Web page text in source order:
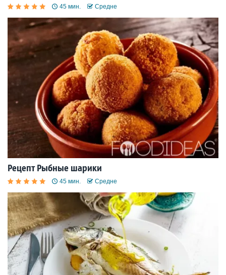
45 мин. Средне
Рецепт Рыбные шарики
45 мин. Средне